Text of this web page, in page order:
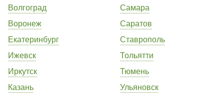
Волгоград
Воронеж
Екатеринбург
Ижевск
Иркутск
Казань
Самара
Саратов
Ставрополь
Тольятти
Тюмень
Ульяновск